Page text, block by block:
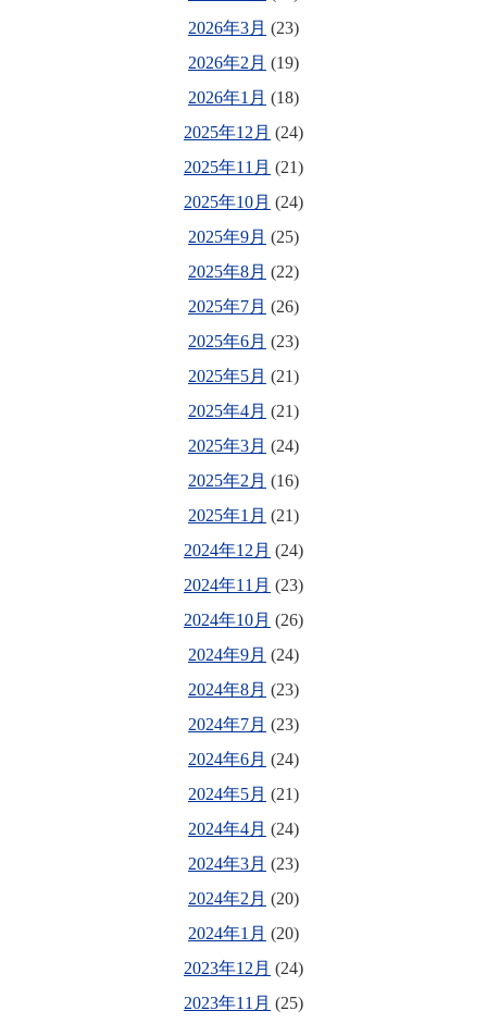
2026年3月 (23)
2026年2月 (19)
2026年1月 (18)
2025年12月 (24)
2025年11月 (21)
2025年10月 (24)
2025年9月 (25)
2025年8月 (22)
2025年7月 (26)
2025年6月 (23)
2025年5月 (21)
2025年4月 (21)
2025年3月 (24)
2025年2月 (16)
2025年1月 (21)
2024年12月 (24)
2024年11月 (23)
2024年10月 (26)
2024年9月 (24)
2024年8月 (23)
2024年7月 (23)
2024年6月 (24)
2024年5月 (21)
2024年4月 (24)
2024年3月 (23)
2024年2月 (20)
2024年1月 (20)
2023年12月 (24)
2023年11月 (25)